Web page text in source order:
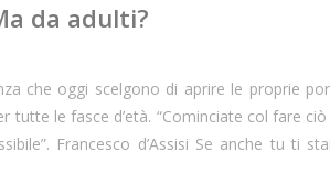
da adulti?
che oggi scelgono di aprire le proprie
le fasce d’età. “Cominciate col fare
Francesco d’Assisi Se anche tu ti